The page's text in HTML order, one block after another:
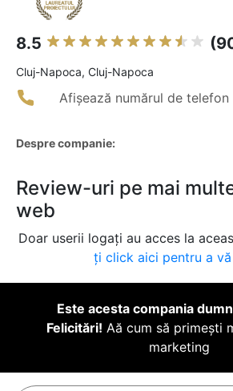
8.5
Cluj-Napoca, Cluj-Napoca
Afișează numărul de telefon
Despre companie:
Review-uri pe mai
web
Doar userii logați au acces la
ți click aici pentru a
Este acesta compania
Felicitări! Aă cum să primești
marketing